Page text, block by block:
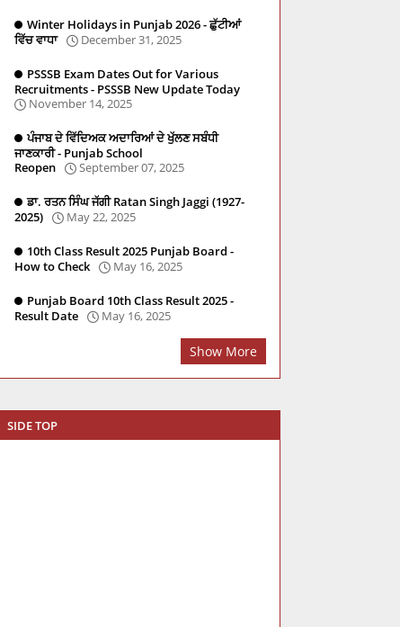
Social Studies PSTET
Winter Holidays in Punjab 2026 - ਛੁੱਟੀਆਂ
ਵਿੱਚ ਵਾਧਾ
December 31, 2025
PSSSB Exam Dates Out for Various
Recruitments - PSSSB New Update Today
November 14, 2025
ਪੰਜਾਬ ਦੇ ਵਿੱਦਿਅਕ ਅਦਾਰਿਆਂ ਦੇ ਖੁੱਲਣ ਸਬੰਧੀ
ਜਾਣਕਾਰੀ - Punjab School
Reopen
September 07, 2025
ਡਾ. ਰਤਨ ਸਿੰਘ ਜੱਗੀ Ratan Singh Jaggi (1927-
2025)
May 22, 2025
10th Class Result 2025 Punjab Board -
How to Check
May 16, 2025
Punjab Board 10th Class Result 2025 -
Result Date
May 16, 2025
Show More
SIDE TOP